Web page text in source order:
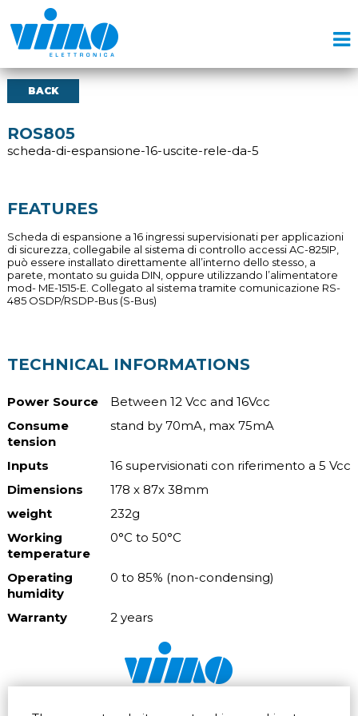
BACK
ROS805
scheda-di-espansione-16-uscite-rele-da-5
FEATURES
Scheda di espansione a 16 ingressi supervisionati per applicazioni
di sicurezza, collegabile al sistema di controllo accessi AC-825IP,
può essere installato direttamente all’interno dello stesso, a
parete, montato su guida DIN, oppure utilizzando l’alimentatore
mod- ME-1515-E. Collegato al sistema tramite comunicazione RS-
485 OSDP/RSDP-Bus (S-Bus)
TECHNICAL INFORMATIONS
Power Source
Between 12 Vcc and 16Vcc
Consume
tension
stand by 70mA, max 75mA
Inputs
16 supervisionati con riferimento a 5 Vcc
Dimensions
178 x 87x 38mm
weight
232g
Working
temperature
0°C to 50°C
Operating
humidity
0 to 85% (non-condensing)
Warranty 2 years